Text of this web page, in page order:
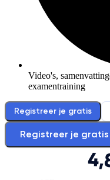
Video's,
examentraining
Registreer je gratis
Registreer je gratis